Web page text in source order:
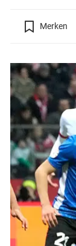
Merken